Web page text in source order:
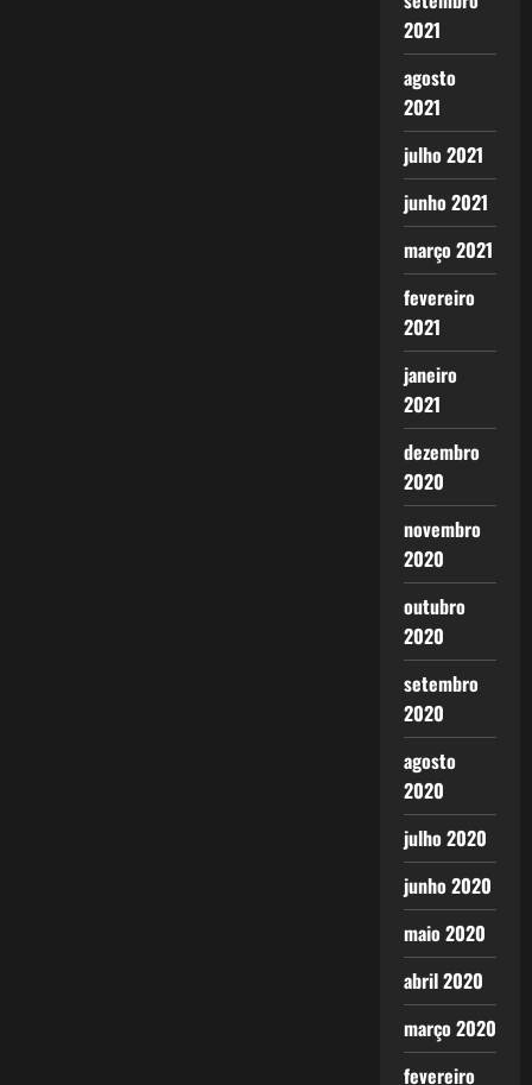
2021
agosto
2021
julho 2021
junho 2021
março 2021
fevereiro
2021
janeiro
2021
dezembro
2020
novembro
2020
outubro
2020
setembro
2020
agosto
2020
julho 2020
junho 2020
maio 2020
abril 2020
março 2020
fevereiro